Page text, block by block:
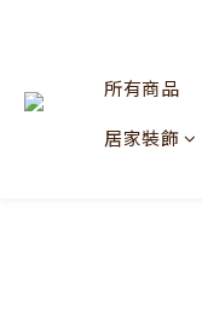
所有商品
居家裝飾